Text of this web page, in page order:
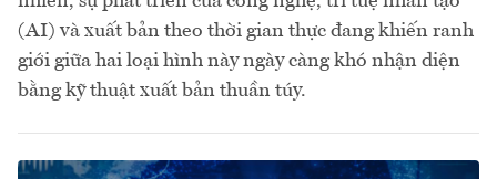
(AI) và xuất bản theo thời gian thực đang khiến ranh
giới giữa hai loại hình này ngày càng khó nhận diện
bằng kỹ thuật xuất bản thuần túy.